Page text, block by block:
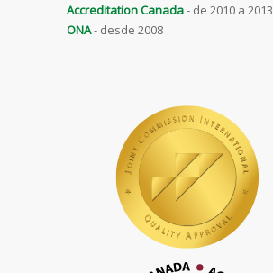
Accreditation Canada- de 2010 a 2013
ONA- desde 2008